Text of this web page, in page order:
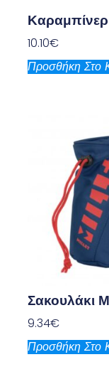
10.10€
Προσθήκη Στο
Σακουλάκι
9.34€
Προσθήκη Στο